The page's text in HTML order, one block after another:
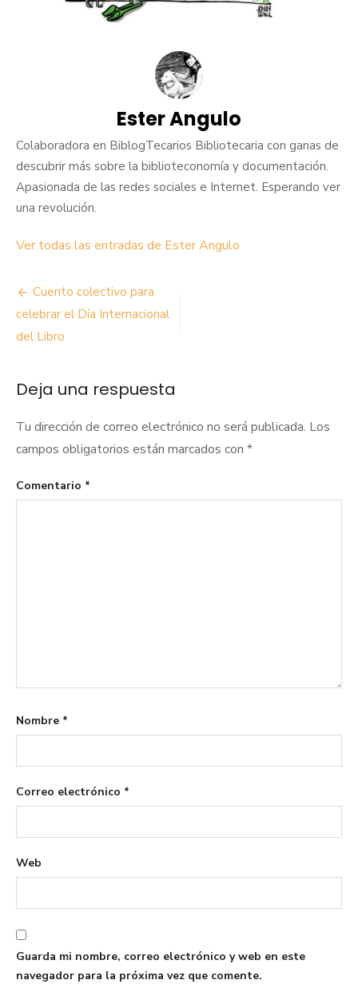
Ester Angulo
Colaboradora en BiblogTecarios Bibliotecaria con ganas de
descubrir más sobre la biblioteconomía y documentación.
Apasionada de las redes sociales e Internet. Esperando ver
una revolución.
Ver todas las entradas de Ester Angulo
Navegación
de
entradas
Cuento colectivo para
celebrar el Día Internacional
del Libro
Deja una respuesta
Tu dirección de correo electrónico no será publicada. Los
campos obligatorios están marcados con *
Comentario *
Nombre *
Correo electrónico *
Web
Guarda mi nombre, correo electrónico y web en este
navegador para la próxima vez que comente.